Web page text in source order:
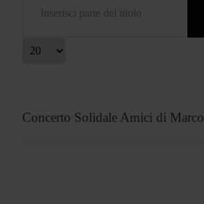
Concerto Solidale Amici di Marco